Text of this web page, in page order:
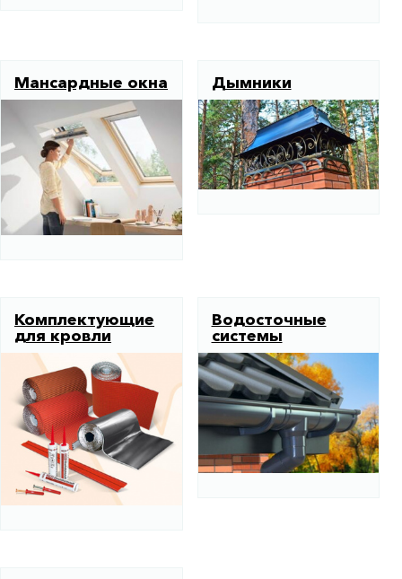
Мансардные окна Дымники
Комплектующие
для кровли
Водосточные
системы